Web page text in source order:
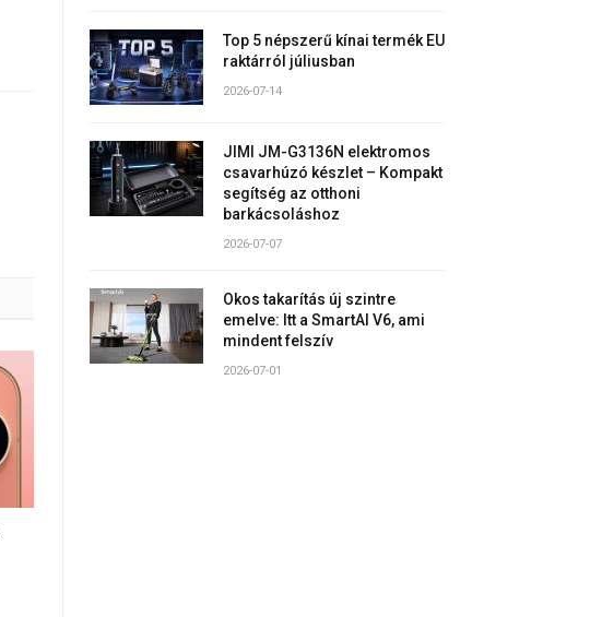
Top 5 népszerű kínai termék EU
raktárról júliusban
2026-07-14
JIMI JM-G3136N elektromos
csavarhúzó készlet – Kompakt
segítség az otthoni
barkácsoláshoz
2026-07-07
Okos takarítás új szintre
emelve: Itt a SmartAI V6, ami
mindent felszív
2026-07-01